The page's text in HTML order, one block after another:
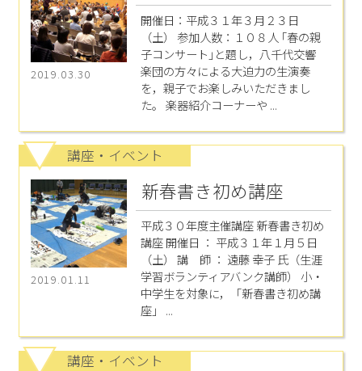
2019.03.30
開催日：平成３１年３月２３日
（土） 参加人数：１０８人 ｢春の親
子コンサート｣と題し，八千代交響
楽団の方々による大迫力の生演奏
を，親子でお楽しみいただきまし
た。 楽器紹介コーナーや ...
講座・イベント
2019.01.11
新春書き初め講座
平成３０年度主催講座 新春書き初め
講座 開催日 ： 平成３１年１月５日
（土） 講 師 ： 遠藤 幸子 氏（生涯
学習ボランティアバンク講師） 小・
中学生を対象に，「新春書き初め講
座」 ...
講座・イベント